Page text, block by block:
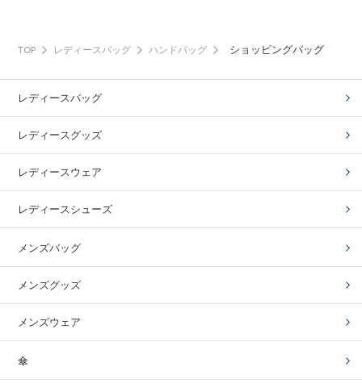
TOP レディースバッグ ハンドバッグ ショッピングバッグ
レディースバッグ
レディースグッズ
レディースウェア
レディースシューズ
メンズバッグ
メンズグッズ
メンズウェア
傘